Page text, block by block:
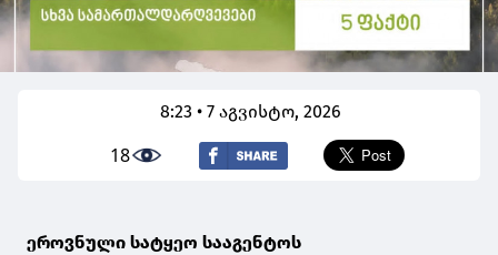
8:23 • 7 აგვისტო, 2026
18
ეროვნული სატყეო სააგენტოს